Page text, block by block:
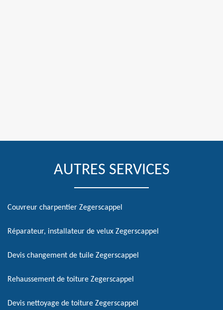
AUTRES SERVICES
Couvreur charpentier Zegerscappel
Réparateur, installateur de velux Zegerscappel
Devis changement de tuile Zegerscappel
Rehaussement de toiture Zegerscappel
Devis nettoyage de toiture Zegerscappel